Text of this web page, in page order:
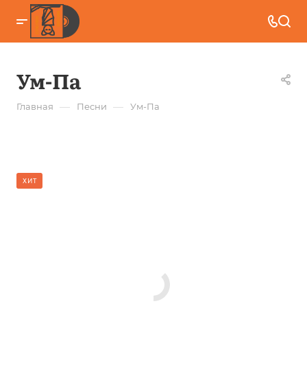
Ум-Па
Главная — Песни — Ум-Па
ХИТ